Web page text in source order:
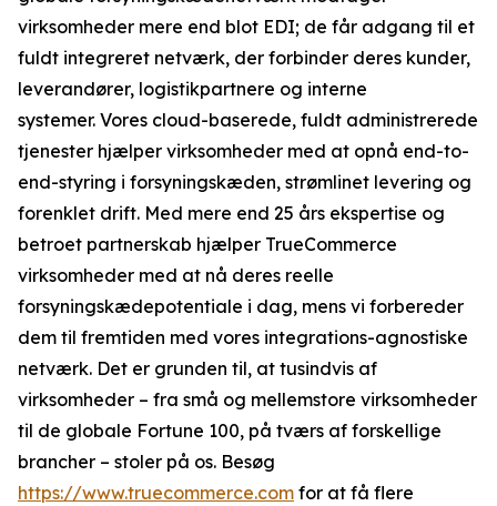
virksomheder mere end blot EDI; de får adgang til et
fuldt integreret netværk, der forbinder deres kunder,
leverandører, logistikpartnere og interne
systemer. Vores cloud-baserede, fuldt administrerede
tjenester hjælper virksomheder med at opnå end-to-
end-styring i forsyningskæden, strømlinet levering og
forenklet drift. Med mere end 25 års ekspertise og
betroet partnerskab hjælper TrueCommerce
virksomheder med at nå deres reelle
forsyningskædepotentiale i dag, mens vi forbereder
dem til fremtiden med vores integrations-agnostiske
netværk. Det er grunden til, at tusindvis af
virksomheder – fra små og mellemstore virksomheder
til de globale Fortune 100, på tværs af forskellige
brancher – stoler på os. Besøg
https://www.truecommerce.com for at få flere